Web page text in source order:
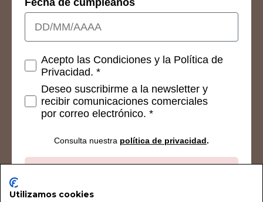
Fecha de cumpleaños
Consetimientos
Acepto las Condiciones y la Política de
Privacidad. *
Deseo suscribirme a la newsletter y
recibir comunicaciones comerciales
por correo electrónico. *
Consulta nuestra política de privacidad.
Utilizamos cookies